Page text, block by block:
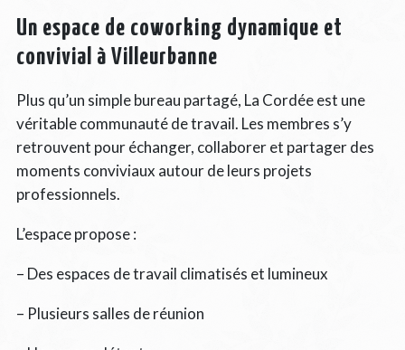
Un espace de coworking dynamique et
convivial à Villeurbanne
Plus qu’un simple bureau partagé, La Cordée est une
véritable communauté de travail. Les membres s’y
retrouvent pour échanger, collaborer et partager des
moments conviviaux autour de leurs projets
professionnels.
L’espace propose :
– Des espaces de travail climatisés et lumineux
– Plusieurs salles de réunion